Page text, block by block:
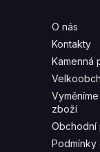
O nás
Kontakty
Kamenná
zboží
Obchodní
Podmínky